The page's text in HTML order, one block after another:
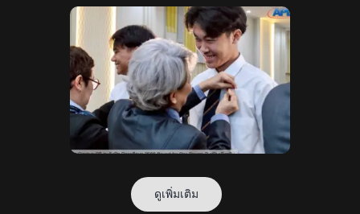
ดูเพิ่มเติม